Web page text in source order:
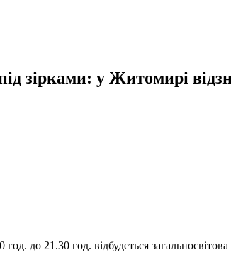
зірками: у Житомирі
год. до 21.30 год. відбудеться